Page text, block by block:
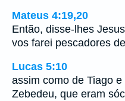
Mateus 4:19,20
Então, disse-lhes
vos farei pescadores
Lucas 5:10
assim como de Tiago
Zebedeu, que eram